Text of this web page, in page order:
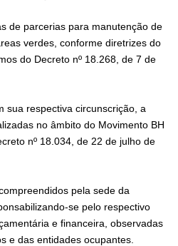
de parcerias para manutenção de
verdes, conforme diretrizes do
do Decreto nº 18.268, de 7 de
sua respectiva circunscrição, a
no âmbito do Movimento BH
nº 18.034, de 22 de julho de
pela sede da
se pelo respectivo
e financeira, observadas
e das entidades ocupantes.